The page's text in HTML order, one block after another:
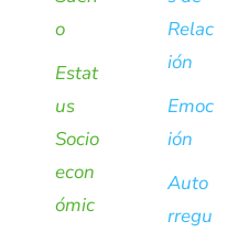
o
Estat
us
Socio
econ
ómic
Relac
ión
Emoc
ión
Auto
rregu